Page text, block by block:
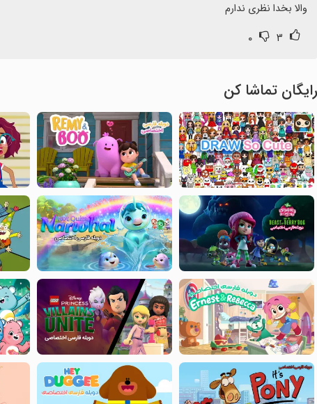
والا بخدا نظری ندارم
۳ ۰
رایگان تماشا کن